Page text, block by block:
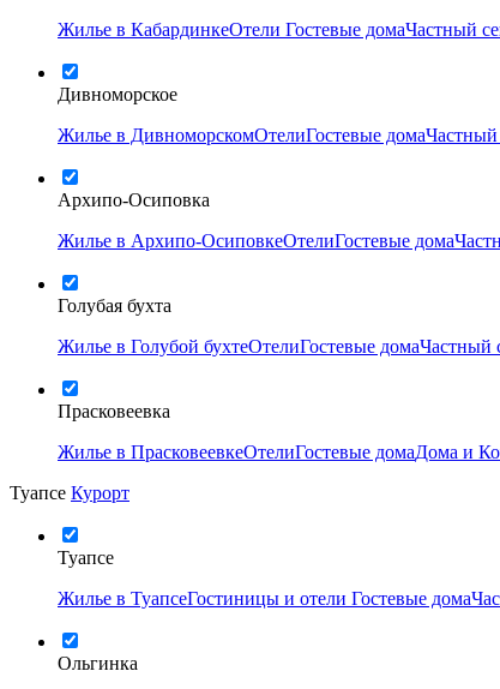
Жилье в КабардинкеОтели Гостевые домаЧастный
Дивноморское
Жилье в ДивноморскомОтелиГостевые домаЧастный
Архипо-Осиповка
Жилье в Архипо-ОсиповкеОтелиГостевые дома
Голубая бухта
Жилье в Голубой бухтеОтелиГостевые домаЧастный
Прасковеевка
Жилье в ПрасковеевкеОтелиГостевые домаДома и
Туапсе Курорт
Туапсе
Жилье в ТуапсеГостиницы и отели Гостевые дома
Ольгинка